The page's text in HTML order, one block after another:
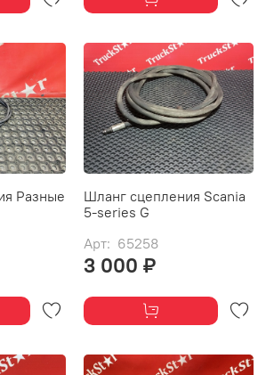
Разные
Шланг сцепления Scania
5-series G
Арт: 65258
3 000 ₽